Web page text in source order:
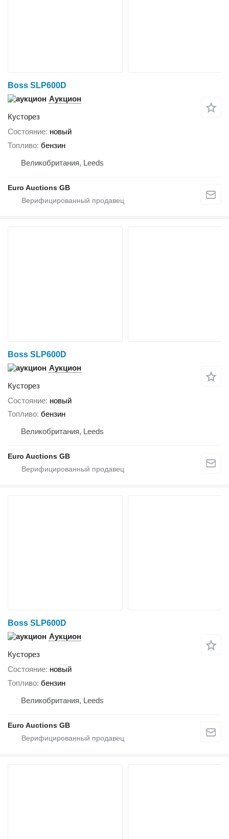
Boss SLP600D
Аукцион
Кусторез
Состояние новый
Топливо бензин
Великобритания, Leeds
Euro Auctions GB
Boss SLP600D
Аукцион
Кусторез
Состояние новый
Топливо бензин
Великобритания, Leeds
Euro Auctions GB
Boss SLP600D
Аукцион
Кусторез
Состояние новый
Топливо бензин
Великобритания, Leeds
Euro Auctions GB